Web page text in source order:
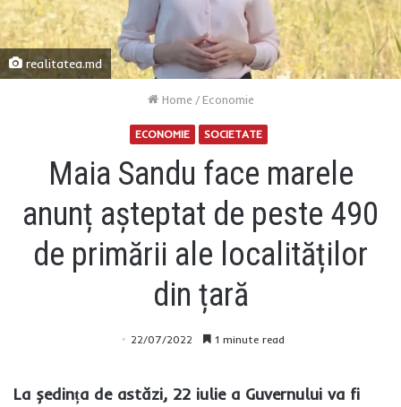
realitatea.md
Home / Economie
ECONOMIE SOCIETATE
Maia Sandu face marele
anunț așteptat de peste 490
de primării ale localităților
din țară
22/07/2022 1 minute read
La ședința de astăzi, 22 iulie a Guvernului va fi